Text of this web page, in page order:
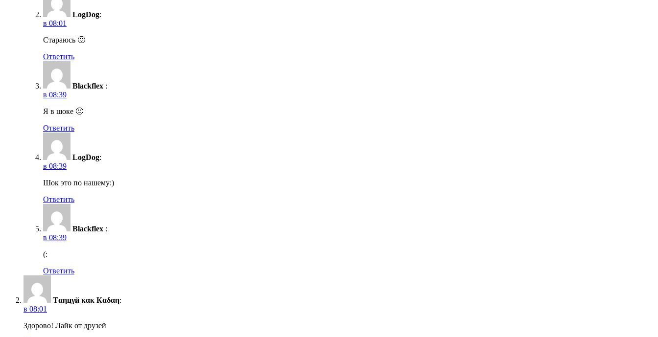
LogDog:
в 08:01
Стараюсь 🙂
Ответить
Blackflex :
в 08:39
Я в шоке 🙂
Ответить
LogDog:
в 08:39
Шок это по нашему:)
Ответить
Blackflex :
в 08:39
(:
Ответить
Тαηцγй κακ Кαδαη:
в 08:01
Здорово! Лайк от друзей